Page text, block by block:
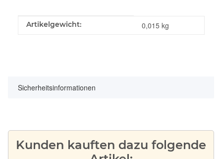
Produkteigenschaft
Wert
Artikelgewicht: 0,015 kg
Sicherheitsinformationen
Kunden kauften dazu folgende